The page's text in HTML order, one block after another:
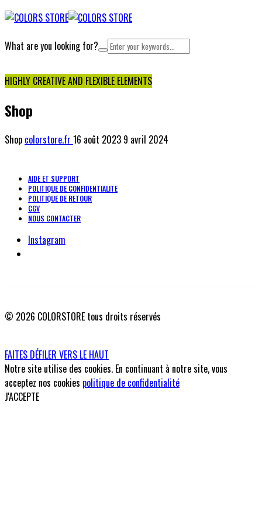
What are you looking for?
HIGHLY CREATIVE AND FLEXIBLE ELEMENTS
Shop
Shop colorstore.fr 16 août 2023 9 avril 2024
AIDE ET SUPPORT
POLITIQUE DE CONFIDENTIALITE
POLITIQUE DE RETOUR
CGV
NOUS CONTACTER
Instagram
© 2026 COLORSTORE tous droits réservés
FAITES DÉFILER VERS LE HAUT
Notre site utilise des cookies. En continuant à notre site, vous
acceptez nos cookies politique de confidentialité
J'ACCEPTE